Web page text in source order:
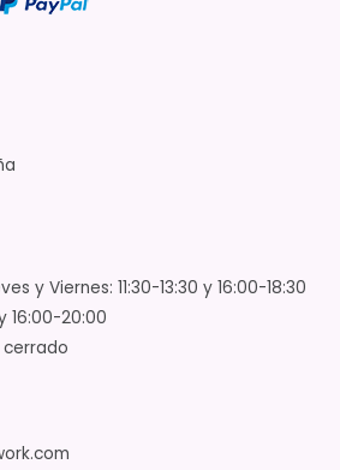
y Viernes: 11:30-13:30 y 16:00-18:30
16:00-20:00
cerrado